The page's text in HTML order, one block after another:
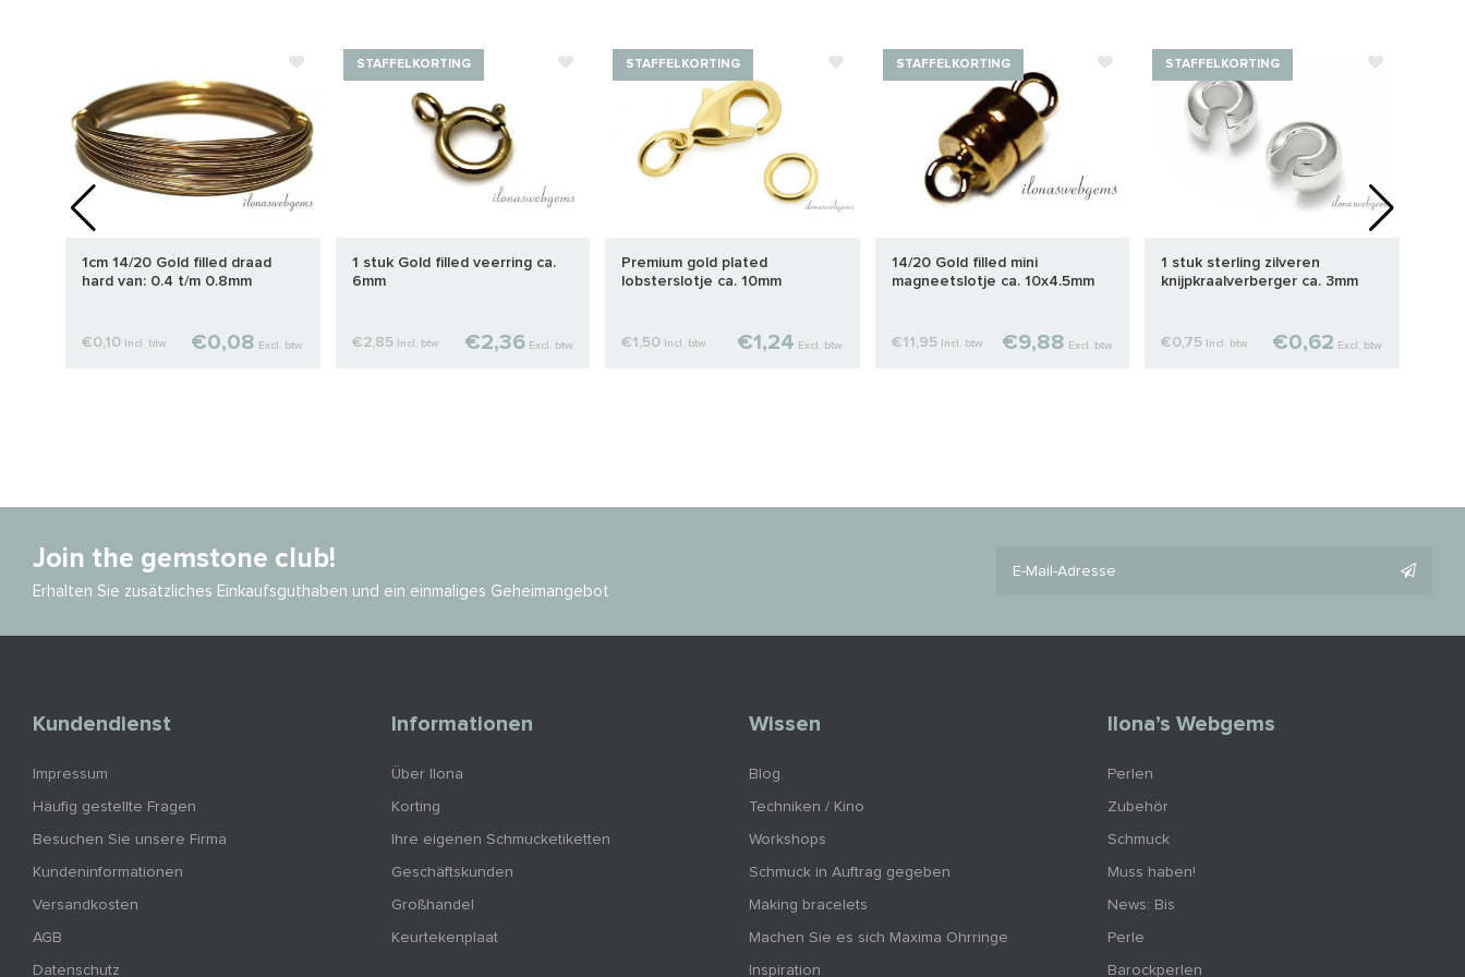
1cm 14/20 Gold filled draad
hard van: 0.4 t/m 0.8mm
€0,10 Incl. btw €0,08 Excl. btw
STAFFELKORTING
1 stuk Gold filled veerring ca.
6mm
€2,85 Incl. btw €2,36 Excl. btw
STAFFELKORTING
Premium gold plated
lobsterslotje ca. 10mm
€1,50 Incl. btw €1,24 Excl. btw
STAFFELKORTING
14/20 Gold filled mini
magneetslotje ca. 10x4.5mm
€11,95 Incl. btw €9,88 Excl. btw
STAFFELKORTING
1 stuk sterling zilveren
knijpkraalverberger ca. 3mm
€0,75 Incl. btw €0,62 Excl. btw
Join the gemstone club!
Erhalten Sie zusätzliches Einkaufsguthaben und ein einmaliges Geheimangebot
Kundendienst
Impressum
Häufig gestellte Fragen
Besuchen Sie unsere Firma
Kundeninformationen
Versandkosten
AGB
Datenschutz
Informationen
Über Ilona
Korting
Ihre eigenen Schmucketiketten
Geschäftskunden
Großhandel
Keurtekenplaat
Wissen
Blog
Techniken / Kino
Workshops
Schmuck in Auftrag gegeben
Making bracelets
Machen Sie es sich Maxima Ohrringe
Inspiration
Ilona’s Webgems
Perlen
Zubehör
Schmuck
Muss haben!
News: Bis
Perle
Barockperlen